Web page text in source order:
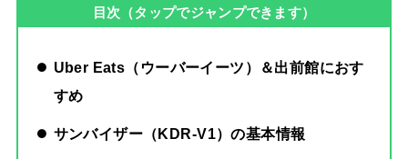
目次（タップでジャンプできます）
Uber Eats（ウーバーイーツ）＆出前館におす
すめ
サンバイザー（KDR-V1）の基本情報